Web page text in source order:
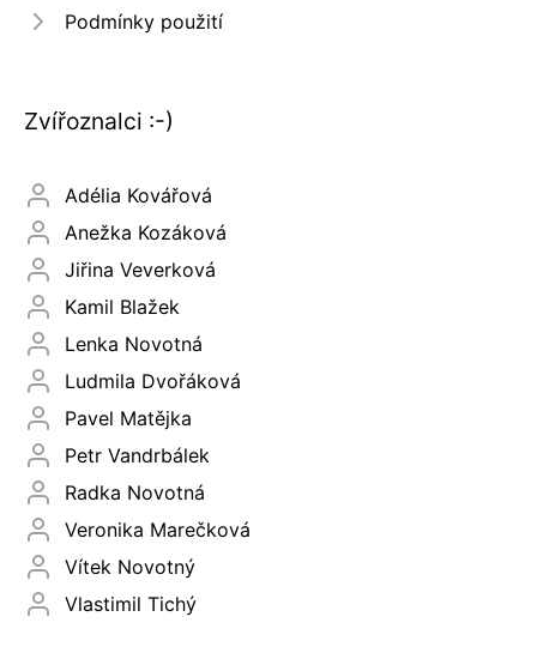
Podmínky použití
Zvířoznalci :-)
Adélia Kovářová
Anežka Kozáková
Jiřina Veverková
Kamil Blažek
Lenka Novotná
Ludmila Dvořáková
Pavel Matějka
Petr Vandrbálek
Radka Novotná
Veronika Marečková
Vítek Novotný
Vlastimil Tichý